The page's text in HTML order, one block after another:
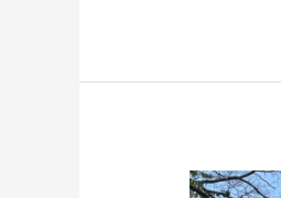
Ein